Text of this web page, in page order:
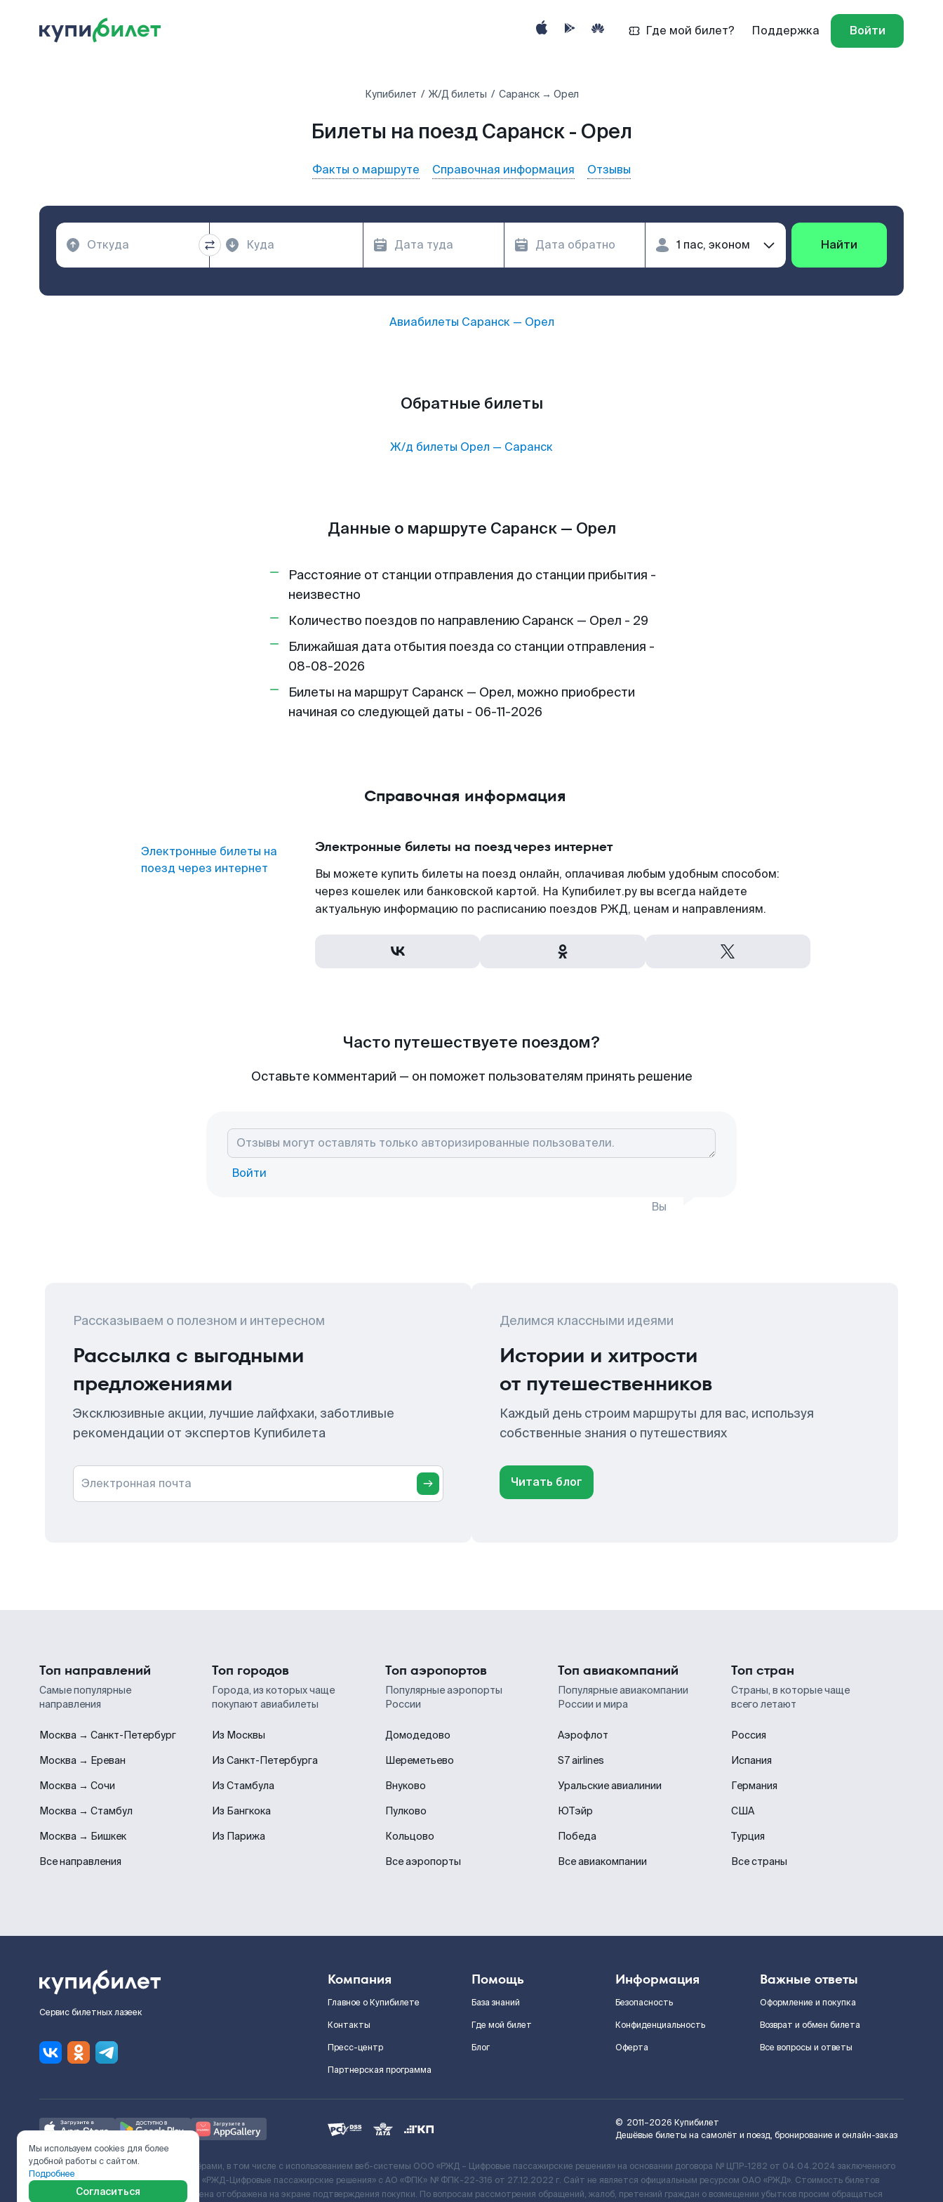
Где мой билет? Поддержка Войти
Купибилет Ж/Д билеты Саранск → Орел
Билеты на поезд Саранск - Орел
Факты о маршруте Справочная информация Отзывы
Найти
Авиабилеты Саранск— Орел
Обратные билеты
Ж/д билеты Орел — Саранск
Данные о маршруте Саранск — Орел
Расстояние от станции отправления до станции прибытия -
неизвестно
Количество поездов по направлению Саранск — Орел - 29
Ближайшая дата отбытия поезда со станции отправления -
08-08-2026
Билеты на маршрут Саранск — Орел, можно приобрести
начиная со следующей даты - 06-11-2026
Справочная информация
Электронные билеты на
поезд через интернет
Электронные билеты на поезд через интернет
Вы можете купить билеты на поезд онлайн, оплачивая любым удобным способом:
через кошелек или банковской картой. На Купибилет.ру вы всегда найдете
актуальную информацию по расписанию поездов РЖД, ценам и направлениям.
Часто путешествуете поездом?
Оставьте комментарий — он поможет пользователям принять решение
Войти
Вы
Рассказываем о полезном и интересном
Рассылка с выгодными
предложениями
Эксклюзивные акции, лучшие лайфхаки, заботливые
рекомендации от экспертов Купибилета
Электронная почта
Делимся классными идеями
Истории и хитрости
от путешественников
Каждый день строим маршруты для вас, используя
собственные знания о путешествиях
Читать блог
Топ направлений
Самые популярные
направления
Москва → Санкт-Петербург
Москва → Ереван
Москва → Сочи
Москва → Стамбул
Москва → Бишкек
Все направления
Топ городов
Города, из которых чаще
покупают авиабилеты
Из Москвы
Из Санкт-Петербурга
Из Стамбула
Из Бангкока
Из Парижа
Топ аэропортов
Популярные аэропорты
России
Домодедово
Шереметьево
Внуково
Пулково
Кольцово
Все аэропорты
Топ авиакомпаний
Популярные авиакомпании
России и мира
Аэрофлот
S7 airlines
Уральские авиалинии
ЮТэйр
Победа
Все авиакомпании
Топ стран
Страны, в которые чаще
всего летают
Россия
Испания
Германия
США
Турция
Все страны
Сервис билетных лазеек
Компания
Главное о Купибилете
Контакты
Пресс-центр
Партнерская программа
Помощь
База знаний
Где мой билет
Блог
Информация
Безопасность
Конфиденциальность
Оферта
Важные ответы
Оформление и покупка
Возврат и обмен билета
Все вопросы и ответы
© 2011–2026 Купибилет
Дешёвые билеты на самолёт и поезд, бронирование и онлайн-заказ
Ж/Д билеты предоставляются партнёрами, в том числе с использованием веб-системы ООО «РЖД – Цифровые пассажирские решения» на основании договора № ЦПР-1282 от 04.04.2024 заключенного
с Поставщиком услуг и Договора ООО «РЖД-Цифровые пассажирские решения» c АО «ФПК» № ФПК-22-316 от 27.12.2022 г. Сайт не является официальным ресурсом ОАО «РЖД». Стоимость билетов
включает сервисный сбор. Итоговая цена отображена на экране подтверждения покупки. По вопросам рассмотрения обращений, жалоб, претензий граждан о возмещении убытков просим обращаться
Мы используем cookies для более
удобной работы с сайтом.
Подробнее
Согласиться